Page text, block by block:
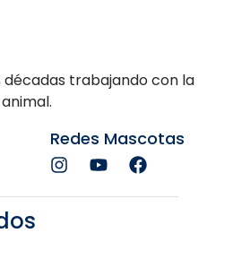
décadas trabajando con la
Redes Mascotas